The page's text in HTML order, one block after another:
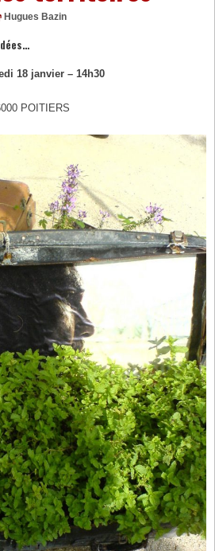
Hugues Bazin
18 janvier – 14h30
POITIERS